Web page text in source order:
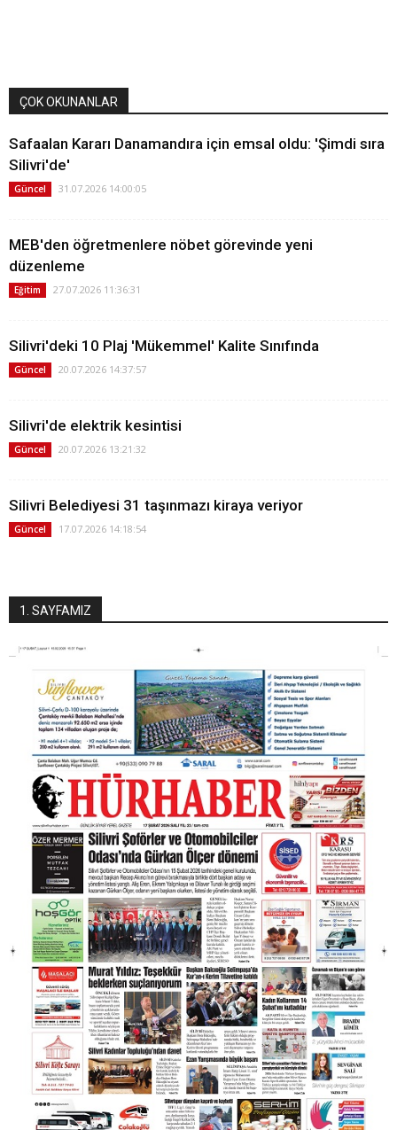
ÇOK OKUNANLAR
Safaalan Kararı Danamandıra için emsal oldu: 'Şimdi sıra
Silivri'de'
Güncel 31.07.2026 14:00:05
MEB'den öğretmenlere nöbet görevinde yeni
düzenleme
Eğitim 27.07.2026 11:36:31
Silivri'deki 10 Plaj 'Mükemmel' Kalite Sınıfında
Güncel 20.07.2026 14:37:57
Silivri'de elektrik kesintisi
Güncel 20.07.2026 13:21:32
Silivri Belediyesi 31 taşınmazı kiraya veriyor
Güncel 17.07.2026 14:18:54
1. SAYFAMIZ